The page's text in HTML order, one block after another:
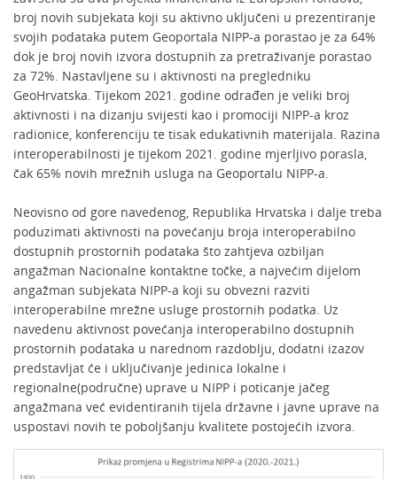
broj novih subjekata koji su aktivno uključeni u prezentiranje
svojih podataka putem Geoportala NIPP-a porastao je za 64%
dok je broj novih izvora dostupnih za pretraživanje porastao
za 72%. Nastavljene su i aktivnosti na pregledniku
GeoHrvatska. Tijekom 2021. godine odrađen je veliki broj
aktivnosti i na dizanju svijesti kao i promociji NIPP-a kroz
radionice, konferenciju te tisak edukativnih materijala. Razina
interoperabilnosti je tijekom 2021. godine mjerljivo porasla,
čak 65% novih mrežnih usluga na Geoportalu NIPP-a.
Neovisno od gore navedenog, Republika Hrvatska i dalje treba
poduzimati aktivnosti na povećanju broja interoperabilno
dostupnih prostornih podataka što zahtjeva ozbiljan
angažman Nacionalne kontaktne točke, a najvećim dijelom
angažman subjekata NIPP-a koji su obvezni razviti
interoperabilne mrežne usluge prostornih podatka. Uz
navedenu aktivnost povećanja interoperabilno dostupnih
prostornih podataka u narednom razdoblju, dodatni izazov
predstavljat će i uključivanje jedinica lokalne i
regionalne(područne) uprave u NIPP i poticanje jačeg
angažmana već evidentiranih tijela državne i javne uprave na
uspostavi novih te poboljšanju kvalitete postojećih izvora.